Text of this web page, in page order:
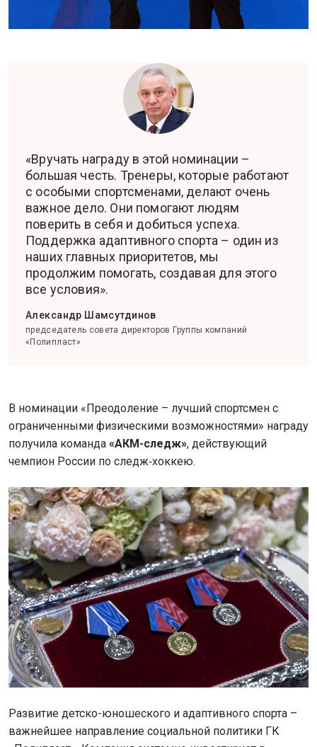
«Вручать награду в этой номинации –
большая честь. Тренеры, которые работают
с особыми спортсменами, делают очень
важное дело. Они помогают людям
поверить в себя и добиться успеха.
Поддержка адаптивного спорта – один из
наших главных приоритетов, мы
продолжим помогать, создавая для этого
все условия».
Александр Шамсутдинов
председатель совета директоров Группы компаний
«Полипласт»
В номинации «Преодоление – лучший спортсмен с
ограниченными физическими возможностями» награду
получила команда «АКМ-следж», действующий
чемпион России по следж‑хоккею.
Развитие детско-юношеского и адаптивного спорта –
важнейшее направление социальной политики ГК